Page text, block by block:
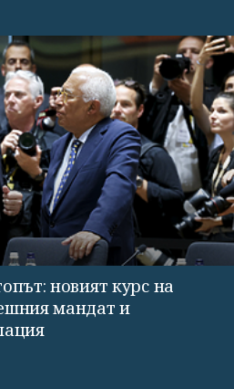
новият курс на
мандат и